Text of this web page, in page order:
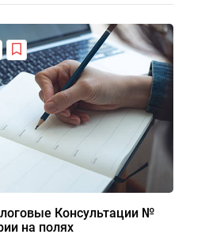
Консультации №
на полях